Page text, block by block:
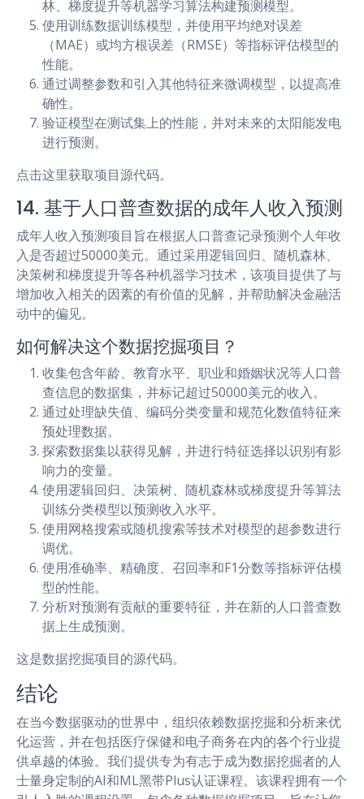
林、梯度提升等机器学习算法构建预测模型。
使用训练数据训练模型，并使用平均绝对误差
（MAE）或均方根误差（RMSE）等指标评估模型的
性能。
通过调整参数和引入其他特征来微调模型，以提高准
确性。
验证模型在测试集上的性能，并对未来的太阳能发电
进行预测。
点击这里获取项目源代码。
14. 基于人口普查数据的成年人收入预测
成年人收入预测项目旨在根据人口普查记录预测个人年收
入是否超过50000美元。通过采用逻辑回归、随机森林、
决策树和梯度提升等各种机器学习技术，该项目提供了与
增加收入相关的因素的有价值的见解，并帮助解决金融活
动中的偏见。
如何解决这个数据挖掘项目？
收集包含年龄、教育水平、职业和婚姻状况等人口普
查信息的数据集，并标记超过50000美元的收入。
通过处理缺失值、编码分类变量和规范化数值特征来
预处理数据。
探索数据集以获得见解，并进行特征选择以识别有影
响力的变量。
使用逻辑回归、决策树、随机森林或梯度提升等算法
训练分类模型以预测收入水平。
使用网格搜索或随机搜索等技术对模型的超参数进行
调优。
使用准确率、精确度、召回率和F1分数等指标评估模
型的性能。
分析对预测有贡献的重要特征，并在新的人口普查数
据上生成预测。
这是数据挖掘项目的源代码。
结论
在当今数据驱动的世界中，组织依赖数据挖掘和分析来优
化运营，并在包括医疗保健和电子商务在内的各个行业提
供卓越的体验。我们提供专为有志于成为数据挖掘者的人
士量身定制的AI和ML黑带Plus认证课程。该课程拥有一个